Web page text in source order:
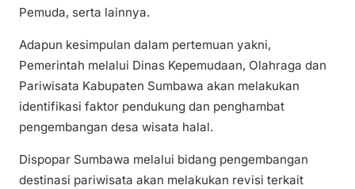
Pemuda, serta lainnya.
Adapun kesimpulan dalam pertemuan yakni,
Pemerintah melalui Dinas Kepemudaan, Olahraga dan
Pariwisata Kabupaten Sumbawa akan melakukan
identifikasi faktor pendukung dan penghambat
pengembangan desa wisata halal.
Dispopar Sumbawa melalui bidang pengembangan
destinasi pariwisata akan melakukan revisi terkait